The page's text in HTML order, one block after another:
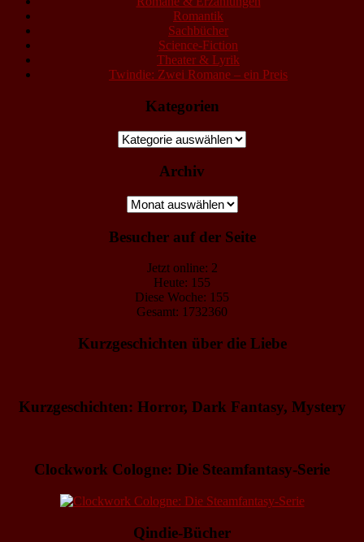
Romantik
Sachbücher
Science-Fiction
Theater & Lyrik
Twindie: Zwei Romane – ein Preis
Kategorien
Kategorien
Archiv
Archiv
Besucher auf der Seite
Jetzt online: 2
Heute: 155
Diese Woche: 155
Gesamt: 1732360
Kurzgeschichten über die Liebe
Kurzgeschichten: Horror, Dark Fantasy, Mystery
Clockwork Cologne: Die Steamfantasy-Serie
Qindie-Bücher